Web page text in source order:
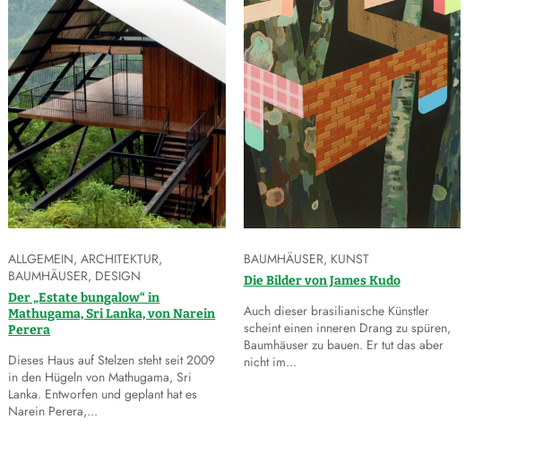
Der „Estate bungalow“ in
Mathugama, Sri Lanka, von Narein
Perera
ALLGEMEIN,ARCHITEKTUR,
BAUMHÄUSER, DESIGN
Dieses Haus auf Stelzen steht seit 2009
in den Hügeln von Mathugama, Sri
Lanka. Entworfen und geplant hat es
Narein Perera,...
Die Bilder von James Kudo
BAUMHÄUSER, KUNST
Auch dieser brasilianische Künstler
scheint einen inneren Drang zu spüren,
Baumhäuser zu bauen. Er tut das aber
nicht im...